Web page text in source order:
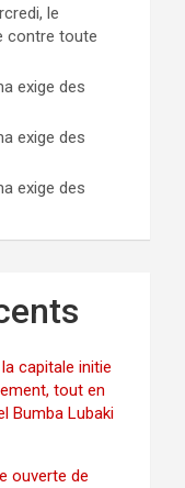
le
contre toute
exige des
exige des
exige des
capitale initie
tout en
Bumba Lubaki
ouverte de